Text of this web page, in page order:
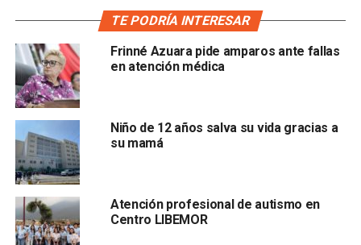
número de decesos subió a 2 mil 242 con un índice de
letalidad que se ubica en 7.99 por ciento de
cada 100 casos.
Los 202 nuevos casos están en el rango de 6 a 89
años y se consideran todos casos de transmisión
local. Los 14 decesos corresponden a 11 hombres y 3
mujeres, 8 con residencia en la capital, 2 en Soledad, 2 en
Matehuala, 1 en Mexquitic y Rioverde, respectivamente,
que tenían factores concomitantes de riesgo como edad,
hipertensión, diabetes y obesidad.
Respecto al canal endémico de enfermedades
TE PODRÍA INTERESAR
Frinné Azuara pide amparos ante fallas
en atención médica
Niño de 12 años salva su vida gracias a
su mamá
Atención profesional de autismo en
Centro LIBEMOR